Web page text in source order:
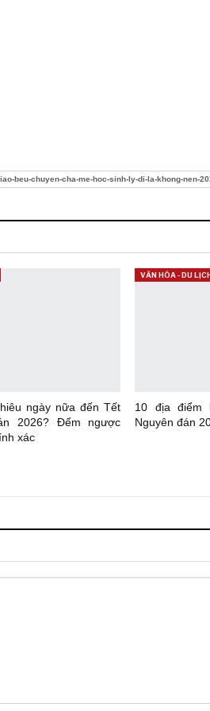
beu-chuyen-cha-me-hoc-sinh-ly-di-la-khong-nen-
ngày nữa đến Tết
2026? Đếm ngược
xác
VĂN HÓA - DU
10 địa điểm
Nguyên đán